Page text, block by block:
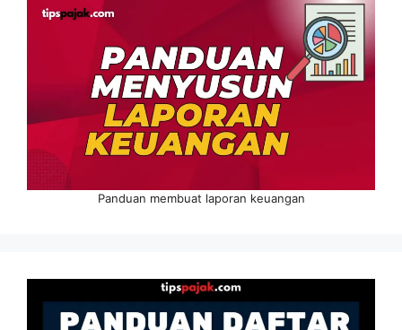
Panduan membuat laporan keuangan